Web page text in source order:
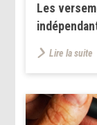
Les
Lire la suite